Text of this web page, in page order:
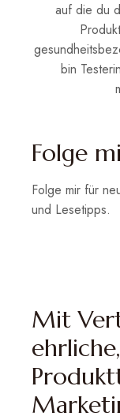
auf die du
bin
Folge
Folge mir für
und Lesetipps.
Mit